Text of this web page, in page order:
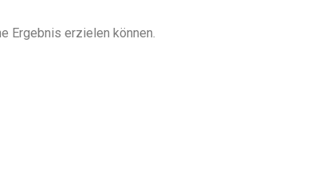
Ergebnis erzielen können.